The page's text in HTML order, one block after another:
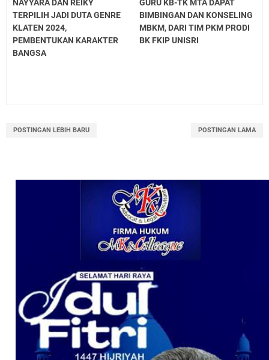
NAYYARA DAN REIKY
TERPILIH JADI DUTA GENRE
KLATEN 2024,
PEMBENTUKAN KARAKTER
BANGSA
GURU KB-TK MTA DAPAT
BIMBINGAN DAN KONSELING
MBKM, DARI TIM PKM PRODI
BK FKIP UNISRI
POSTINGAN LEBIH BARU POSTINGAN LAMA